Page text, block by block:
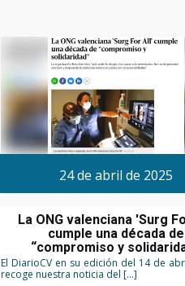
24 de abril de 2025
La ONG valenciana 'Surg
cumple una década de
“compromiso y
El DiarioCV en su edición del 14 de
recoge nuestra noticia del […]